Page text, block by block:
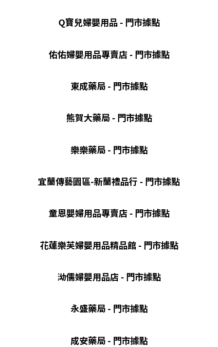
Q寶兒婦嬰用品 - 門市據點
佑佑婦嬰用品專賣店 - 門市據點
東成藥局 - 門市據點
熊賀大藥局 - 門市據點
樂樂藥局 - 門市據點
宜蘭傳藝園區-新蘭禮品行 - 門市據點
童恩嬰婦用品專賣店 - 門市據點
花蓮樂芙婦嬰用品精品館 - 門市據點
泑儒婦嬰用品店 - 門市據點
永盛藥局 - 門市據點
成安藥局 - 門市據點